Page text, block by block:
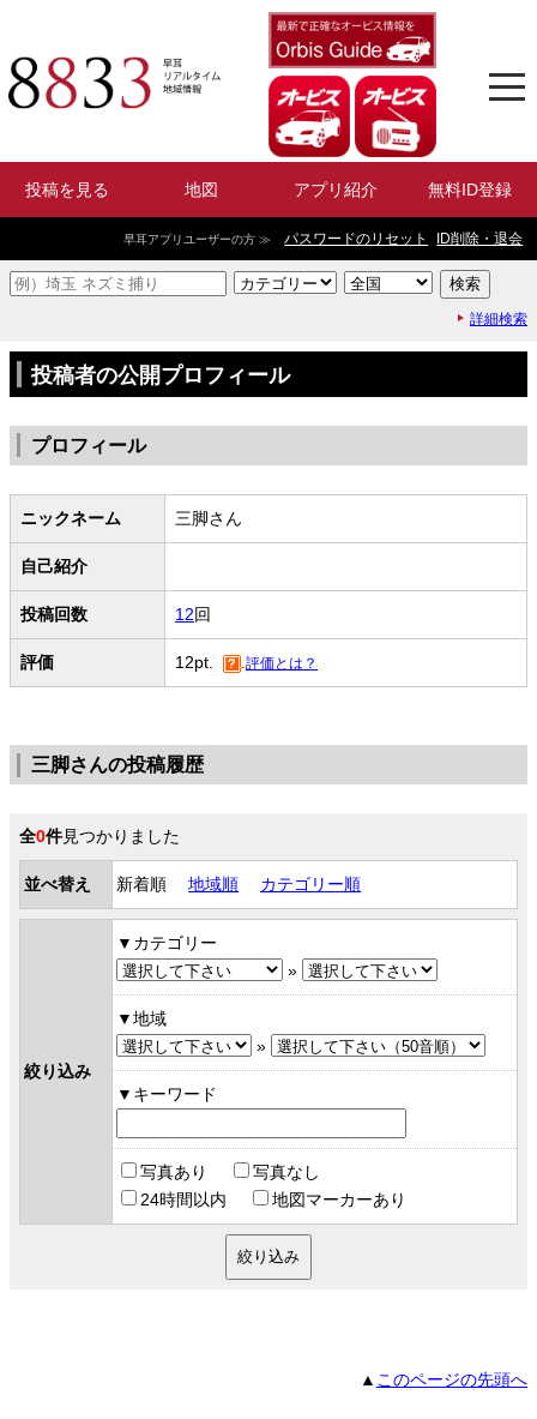
投稿を見る 地図 アプリ紹介 無料ID登録
早耳アプリユーザーの方 ≫ パスワードのリセット ID削除・退会
詳細検索
投稿者の公開プロフィール
プロフィール
ニックネーム 三脚さん
自己紹介
投稿回数 12回
評価 12pt. 評価とは？
三脚さんの投稿履歴
全0件見つかりました
並べ替え 新着順 地域順 カテゴリー順
絞り込み
カテゴリー
»
地域
»
キーワード
写真あり
写真なし
24時間以内
地図マーカーあり
▲ このページの先頭へ